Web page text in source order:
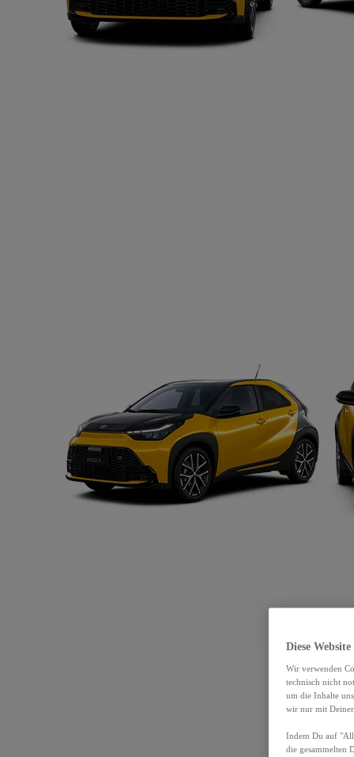
Diese
Wir verwenden
technisch nicht
um die Inhalte
wir nur mit
Indem Du auf
die gesammelten